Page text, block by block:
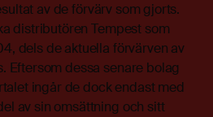
av de förvärv som gjorts.
distributören Tempest som
dels de aktuella förvärven av
Eftersom dessa senare bolag
ingår de dock endast med
av sin omsättning och sitt